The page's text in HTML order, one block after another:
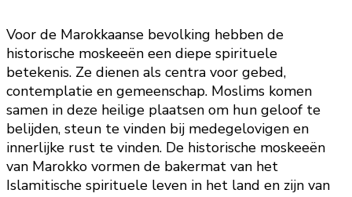
Voor de Marokkaanse bevolking hebben de
historische moskeeën een diepe spirituele
betekenis. Ze dienen als centra voor gebed,
contemplatie en gemeenschap. Moslims komen
samen in deze heilige plaatsen om hun geloof te
belijden, steun te vinden bij medegelovigen en
innerlijke rust te vinden. De historische moskeeën
van Marokko vormen de bakermat van het
Islamitische spirituele leven in het land en zijn van